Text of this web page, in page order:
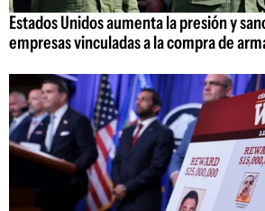
Estados Unidos aumenta la presión y
empresas vinculadas a la compra de